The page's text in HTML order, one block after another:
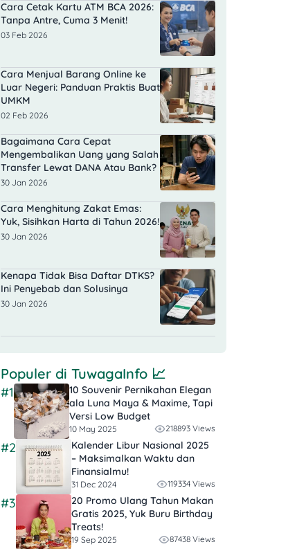
Cara Cetak Kartu ATM BCA 2026:
Tanpa Antre, Cuma 3 Menit!
03 Feb 2026
Cara Menjual Barang Online ke
Luar Negeri: Panduan Praktis Buat
UMKM
02 Feb 2026
Bagaimana Cara Cepat
Mengembalikan Uang yang Salah
Transfer Lewat DANA Atau Bank?
30 Jan 2026
Cara Menghitung Zakat Emas:
Yuk, Sisihkan Harta di Tahun 2026!
30 Jan 2026
Kenapa Tidak Bisa Daftar DTKS?
Ini Penyebab dan Solusinya
30 Jan 2026
Populer di TuwagaInfo 📈
#1
10 Souvenir Pernikahan Elegan
ala Luna Maya & Maxime, Tapi
Versi Low Budget
10 May 2025 218893 Views
#2
Kalender Libur Nasional 2025
– Maksimalkan Waktu dan
Finansialmu!
31 Dec 2024 119334 Views
#3
20 Promo Ulang Tahun Makan
Gratis 2025, Yuk Buru Birthday
Treats!
19 Sep 2025 87438 Views